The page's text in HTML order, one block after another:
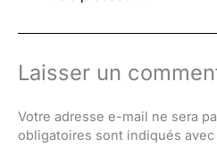
Laisser un
Votre adresse e-mail ne sera
obligatoires sont indiqués avec